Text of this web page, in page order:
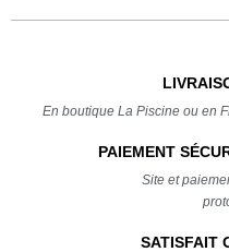
En boutique La Piscine ou en
PAIEMENT
Site et
SATISFAIT